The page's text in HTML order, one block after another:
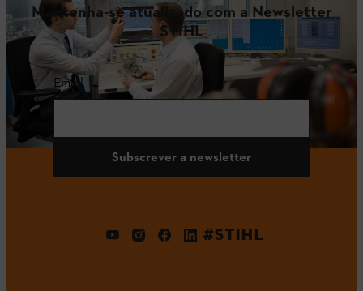
Mantenha-se atualizado com a Newsletter
STIHL
Email
Subscrever a newsletter
#STIHL